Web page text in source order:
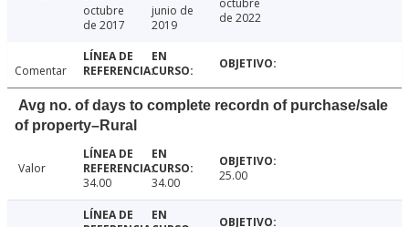
octubre
de 2017
junio de
2019
de 2022
Comentar
Avg no. of days to complete recordn of purchase/sale
of property–Rural
Valor
34.00
34.00 25.00